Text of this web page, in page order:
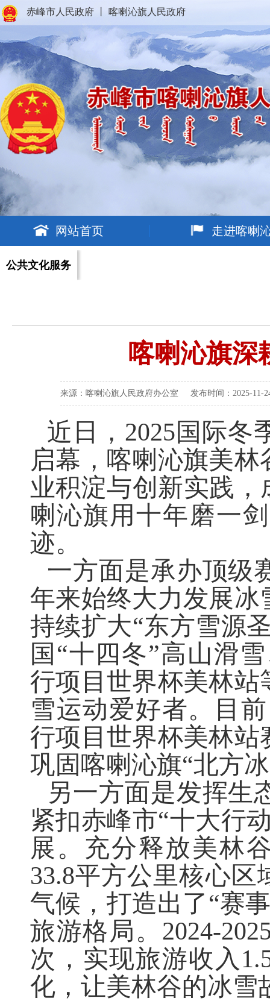
赤峰市人民政府 喀喇沁旗人民政府
网站首页 走进喀喇
公共文化服务
喀喇沁旗深
来源：喀喇沁旗人民政府办公室 发布时间：2025-
近日， 2025国际冬
启幕，喀喇沁旗美
业积淀与创新实践，
喇沁旗用十年磨一
迹。
一方面是承办顶级
年来始终大力发展
持续扩大“东方雪源
国 “十四冬”高山滑雪
行项目世界杯美林站
雪运动爱好者。目
行项目世界杯美林
巩固喀喇沁旗“北方
另一方面是发挥生
紧扣赤峰市“十大行
展 。充分释放美林
33.8平方公里核心区
气候 ，打造出了“赛
旅游格局。 2024-
次，实现旅游收入
化 ， 让美林谷的冰雪